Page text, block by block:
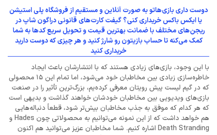
دوست داری بازی‌هاتو به صورت آنلاین و مستقیم از فروشگاه پلی استیشن
یا ایکس باکس خریداری کنی؟ گیفت کارت‌های قانونی دراگون شاپ در
ریجن‌های مختلف با ضمانت بهترین قیمت و تحویل سریع کد‌ها به شما
کمک می‌کنه تا حساب بازیتون رو شارژ کنید و هر چیزی که دوست دارید
خریداری کنید
با این وجود، بازی‌های زیادی هستند که با انتشارشان باعث ایجاد
خاطره‌سازی زیادی بین مخاطبان خود می‌شود، اما تمام این 15 محصولی
که در گیم لیست پیش رویتان معرفی کرده‌یم، بزرگ‌ترین تأثیر را در صنعت
بازی‌های ویدیویی بین مخاطبان خودشان خواهند گذاشت و بدیهی است
که هر کدام که موفق به جذب مخاطبان بیش‌تر شود، قطعاً دنباله‌هایی
هم خواهد داشت که از این نمونه می‌توانیم به محصولاتی چون Hades و
Death Stranding اشاره کنیم. شما مخاطبان عزیز می‌توانید هم اکنون